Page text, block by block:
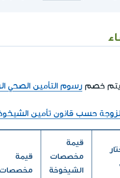
يتم خصم رسوم التأمين الصحي
حسب قانون تأمين
قيمة
مخصصات
الشيخوخة
قيمة
مخصصات